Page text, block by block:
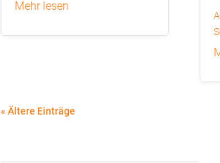
mehr lesen
« Ältere Einträge